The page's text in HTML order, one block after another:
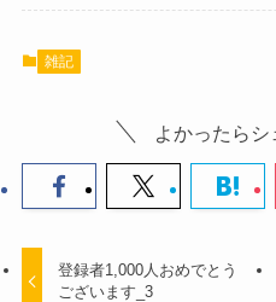
雑記
よかったらシ
登録者1,000人おめでとう
ございます_3